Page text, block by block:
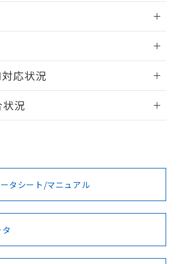
きます。
ログイン/会員登録
ご利用いただく前に、以下を必ずお読
件
応状況
項・凡例
項・凡例
況
DNV型式承認
（ノルウェー
BV型式承認
（フランス
KR型式
（韓国
No No No
タシート/マニュアル
当社の共同利用者が、当社の製
ービスに関するお客様との取
承ください。
の共同利用者とは、
利用に関して"
の「1.共同利
有証明書をダウンロードするこ
す。
令（10物質）の非含有証明書
含有証明書（当社基準）
指令のフタル酸エステル類４
は、対応完了までの期間は出
対応品が混在することから備考
から、特段のことがない限
1月12日より割愛しておりま
年数を意味します。
認です。当社販売部門へお問
ださい。
する